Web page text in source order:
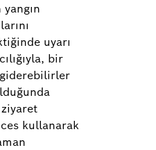
uyarı
bir
giderebilirler
kullanarak